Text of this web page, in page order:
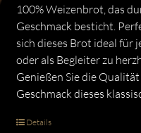
100% Weizenbrot, das
Geschmack besticht.
sich dieses Brot ideal für
oder als Begleiter zu
Genießen Sie die
Geschmack dieses
Details